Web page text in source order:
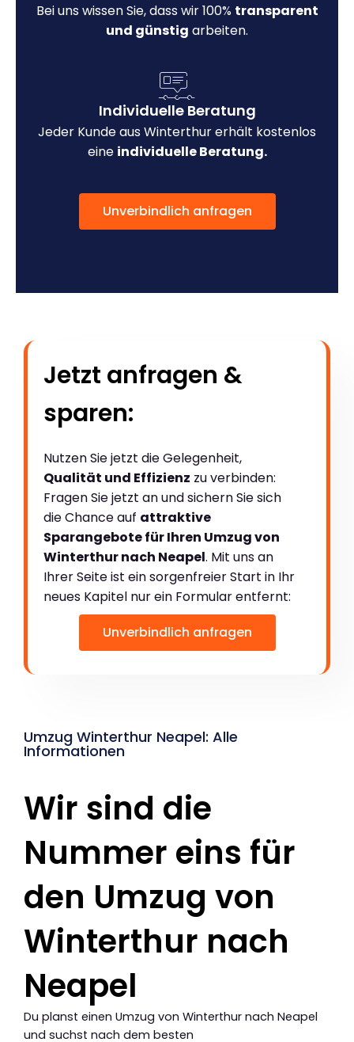
Bei uns wissen Sie, dass wir 100% transparent
und günstig arbeiten.
Individuelle Beratung
Jeder Kunde aus Winterthur erhält kostenlos
eine individuelle Beratung.
Unverbindlich anfragen
Jetzt anfragen &
sparen:
Nutzen Sie jetzt die Gelegenheit,
Qualität und Effizienz zu verbinden:
Fragen Sie jetzt an und sichern Sie sich
die Chance auf attraktive
Sparangebote für Ihren Umzug von
Winterthur nach Neapel. Mit uns an
Ihrer Seite ist ein sorgenfreier Start in Ihr
neues Kapitel nur ein Formular entfernt:
Unverbindlich anfragen
Umzug Winterthur Neapel: Alle
Informationen
Wir sind die
Nummer eins für
den Umzug von
Winterthur nach
Neapel
Du planst einen Umzug von Winterthur nach Neapel
und suchst nach dem besten